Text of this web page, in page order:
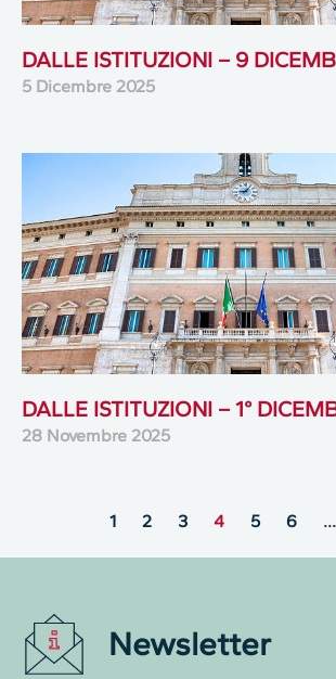
DALLE ISTITUZIONI – 9
5 Dicembre 2025
DALLE ISTITUZIONI – 1°
28 Novembre 2025
1 2 3 4 5 6 …
Newsletter